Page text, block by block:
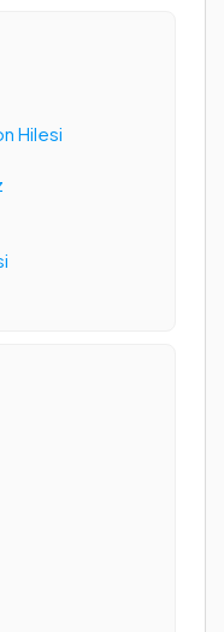
Hilesi